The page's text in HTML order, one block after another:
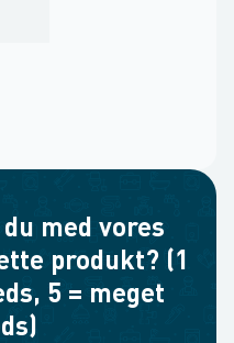
med vores
produkt? (1
5 = meget